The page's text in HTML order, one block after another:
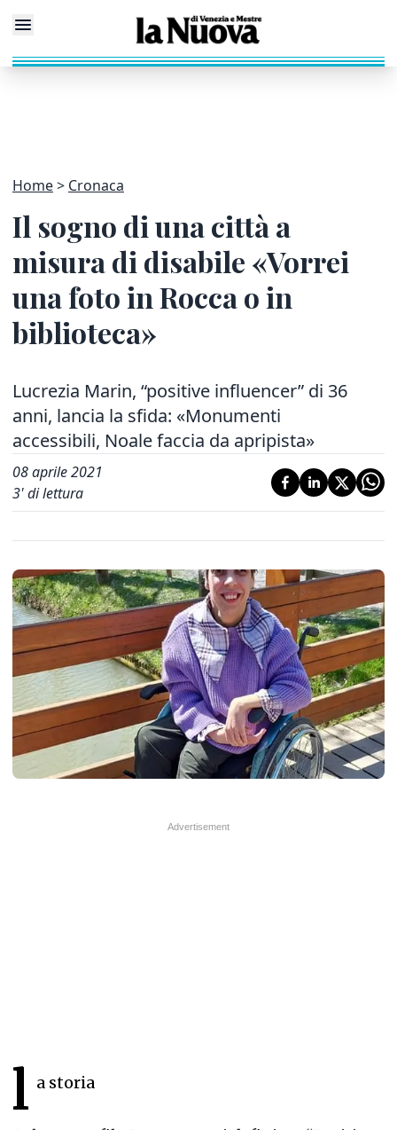
Home Cronaca
Il sogno di una città a
misura di disabile «Vorrei
una foto in Rocca o in
biblioteca»
Lucrezia Marin, “positive influencer” di 36
anni, lancia la sfida: «Monumenti
accessibili, Noale faccia da apripista»
08 aprile 2021
3' di lettura
l a storia